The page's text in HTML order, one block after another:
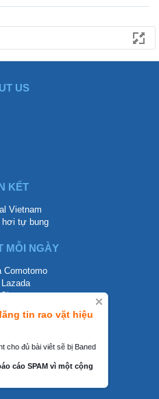
tin rao vặt hiệu
cho đủ bài viêt sẽ bị Baned
cáo SPAM vì một cộng
US
KẾT
Vietnam
hơi tự bung
MỖI NGÀY
Comotomo
Lazada
HỆ